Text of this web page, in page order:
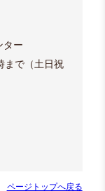
ター
で（土日祝
ページトップへ戻る